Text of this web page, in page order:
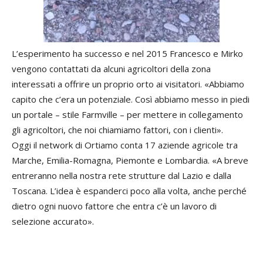
L’esperimento ha successo e nel 2015 Francesco e Mirko
vengono contattati da alcuni agricoltori della zona
interessati a offrire un proprio orto ai visitatori. «Abbiamo
capito che c’era un potenziale. Così abbiamo messo in piedi
un portale – stile Farmville – per mettere in collegamento
gli agricoltori, che noi chiamiamo fattori, con i clienti».
Oggi il network di Ortiamo conta 17 aziende agricole tra
Marche, Emilia-Romagna, Piemonte e Lombardia. «A breve
entreranno nella nostra rete strutture dal Lazio e dalla
Toscana. L’idea è espanderci poco alla volta, anche perché
dietro ogni nuovo fattore che entra c’è un lavoro di
selezione accurato».